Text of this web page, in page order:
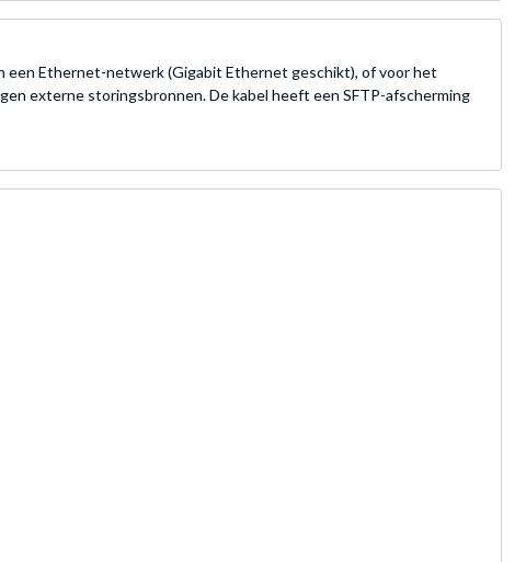
een Ethernet-netwerk (Gigabit Ethernet geschikt), of voor het
externe storingsbronnen. De kabel heeft een SFTP-afscherming